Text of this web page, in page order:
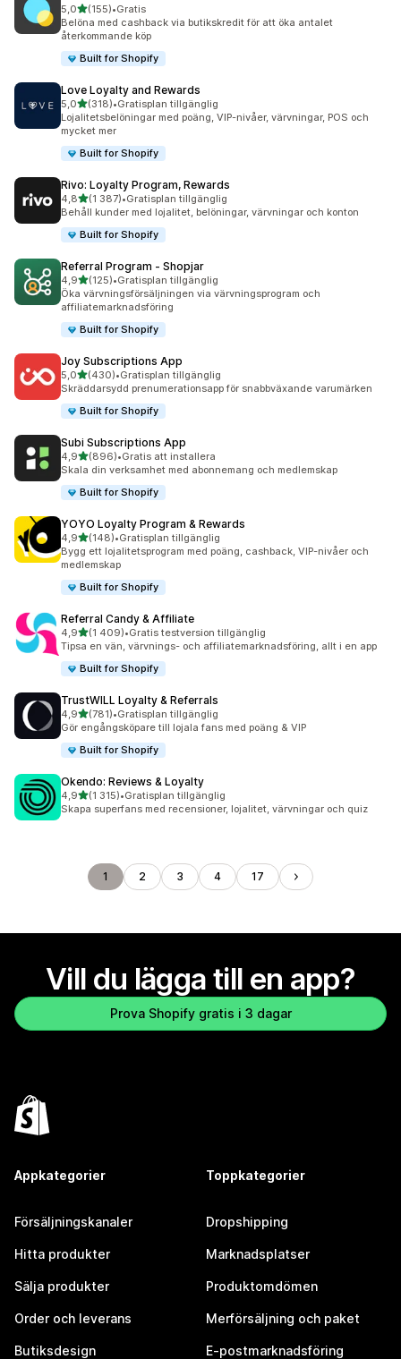
5,0av 5 stjärnor
(155)
155 recensioner totalt
•Gratis
Belöna med cashback via butikskredit för att öka antalet
återkommande köp
Built for Shopify
Love Loyalty and Rewards
5,0av 5 stjärnor
(318)
318 recensioner totalt
•Gratisplan tillgänglig
Lojalitetsbelöningar med poäng, VIP-nivåer, värvningar, POS och
mycket mer
Built for Shopify
Rivo: Loyalty Program, Rewards
4,8av 5 stjärnor
(1 387)
1387 recensioner totalt
•Gratisplan tillgänglig
Behåll kunder med lojalitet, belöningar, värvningar och konton
Built for Shopify
Referral Program ‑ Shopjar
4,9av 5 stjärnor
(125)
125 recensioner totalt
•Gratisplan tillgänglig
Öka värvningsförsäljningen via värvningsprogram och
affiliatemarknadsföring
Built for Shopify
Joy Subscriptions App
5,0av 5 stjärnor
(430)
430 recensioner totalt
•Gratisplan tillgänglig
Skräddarsydd prenumerationsapp för snabbväxande varumärken
Built for Shopify
Subi Subscriptions App
4,9av 5 stjärnor
(896)
896 recensioner totalt
•Gratis att installera
Skala din verksamhet med abonnemang och medlemskap
Built for Shopify
YOYO Loyalty Program & Rewards
4,9av 5 stjärnor
(148)
148 recensioner totalt
•Gratisplan tillgänglig
Bygg ett lojalitetsprogram med poäng, cashback, VIP-nivåer och
medlemskap
Built for Shopify
Referral Candy & Affiliate
4,9av 5 stjärnor
(1 409)
1409 recensioner totalt
•Gratis testversion tillgänglig
Tipsa en vän, värvnings- och affiliatemarknadsföring, allt i en app
Built for Shopify
TrustWILL Loyalty & Referrals
4,9av 5 stjärnor
(781)
781 recensioner totalt
•Gratisplan tillgänglig
Gör engångsköpare till lojala fans med poäng & VIP
Built for Shopify
Okendo: Reviews & Loyalty
4,9av 5 stjärnor
(1 315)
1315 recensioner totalt
•Gratisplan tillgänglig
Skapa superfans med recensioner, lojalitet, värvningar och quiz
1 2 3 4 17
Vill du lägga till en app?
Prova Shopify gratis i 3 dagar
Appkategorier
Försäljningskanaler
Hitta produkter
Sälja produkter
Order och leverans
Butiksdesign
Toppkategorier
Dropshipping
Marknadsplatser
Produktomdömen
Merförsäljning och paket
E-postmarknadsföring